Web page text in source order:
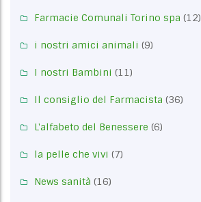
Farmacie Comunali Torino spa (12)
i nostri amici animali (9)
I nostri Bambini (11)
Il consiglio del Farmacista (36)
L'alfabeto del Benessere (6)
la pelle che vivi (7)
News sanità (16)